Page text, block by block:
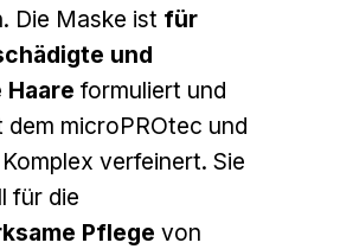
Die Maske ist für
und
formuliert und
dem microPROtec und
verfeinert. Sie
für die
Pflege von